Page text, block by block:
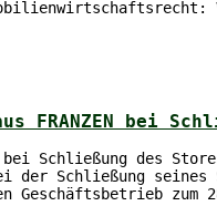
FRANZEN bei
bei Schließung des
der Schließung
Geschäftsbetrieb zum